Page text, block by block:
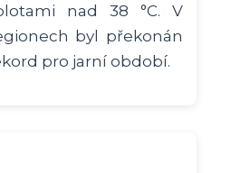
nad 38 °C. V
byl překonán
pro jarní období.